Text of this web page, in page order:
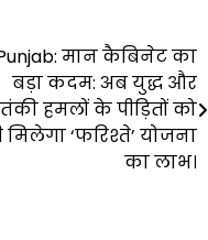
मान कैबिनेट का
बड़ा कदम: अब युद्ध और
हमलों के पीड़ितों को
मिलेगा ‘फरिश्ते’ योजना
का लाभ।